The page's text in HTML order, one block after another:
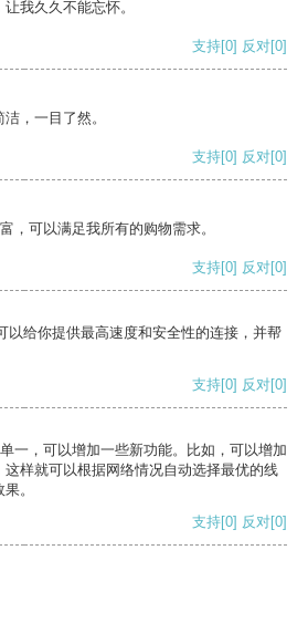
我久久不能忘怀。
支持[0] 反对[0]
，一目了然。
支持[0] 反对[0]
，可以满足我所有的购物需求。
支持[0] 反对[0]
以给你提供最高速度和安全性的连接，并帮
支持[0] 反对[0]
一，可以增加一些新功能。比如，可以增加
样就可以根据网络情况自动选择最优的线
。
支持[0] 反对[0]